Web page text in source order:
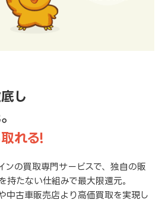
し
れる!
ンの買取専門サービスで、独自の販
持たない仕組みで最大限還元。
中古車販売店より高価買取を実現し